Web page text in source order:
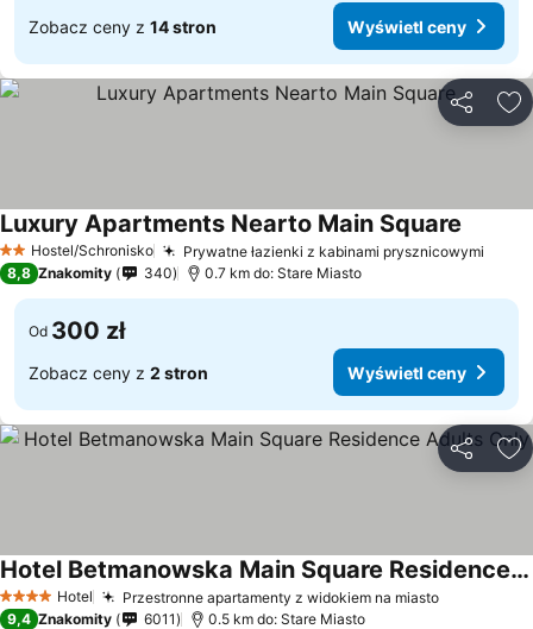
Zobacz ceny z 14 stron Wyświetl ceny
2 Kategoria
Hostel/Schronisko Prywatne łazienki z kabinami prysznicowymi
Luxury Apartments Nearto Main Square
8,8 Znakomity 340 0.7 km do: Stare Miasto
Od 300 zł
Zobacz ceny z 2 stron Wyświetl ceny
4 KategoriaHotel Przestronne apartamenty z widokiem na miasto
Hotel Betmanowska Main Square Residence Adults Only
9,4 Znakomity 6011 0.5 km do: Stare Miasto